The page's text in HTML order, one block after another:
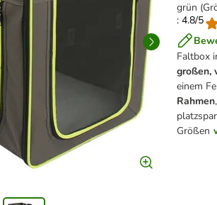
grün
: 4.8/5
Faltbox
großen,
einem
Rahmen
Größen